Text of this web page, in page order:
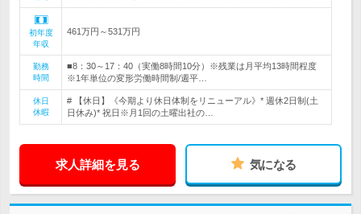
初年度
年収
461万円～531万円
勤務
時間
■8：30～17：40（実働8時間10分）※残業は月平均13時間程度
※1年単位の変形労働時間制/週平…
休日
休暇
# 【休日】《今期より休日体制をリニューアル》* 週休2日制(土
日休み)* 祝日※月1回の土曜出社の…
求人詳細を見る 気になる